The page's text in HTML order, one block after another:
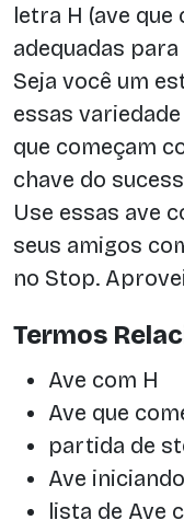
letra H (ave que
adequadas
Seja você um
essas
que começam
chave do
Use essas ave
seus amigos
no Stop.
Termos
Ave com H
Ave que
partida de
Ave
lista de Ave